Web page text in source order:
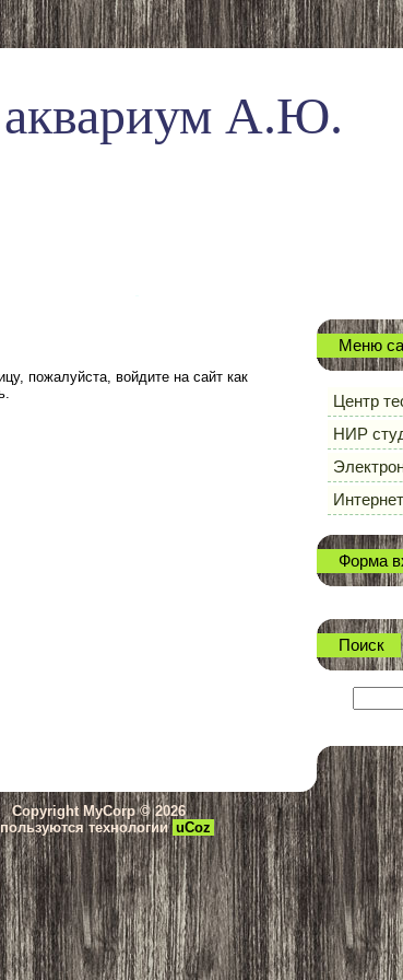
А.Ю.
пожалуйста, войдите на сайт как
Меню
Центр
НИР
Форма
Поиск
Copyright MyCorp © 2026
технологии uCoz